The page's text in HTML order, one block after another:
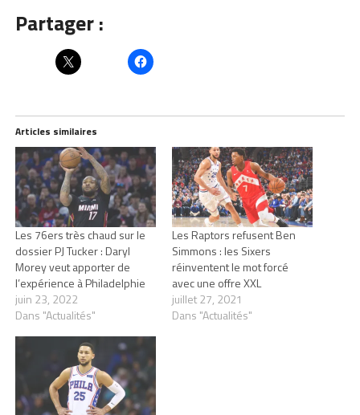
Partager :
Articles similaires
Les 76ers très chaud sur le
dossier PJ Tucker : Daryl
Morey veut apporter de
l’expérience à Philadelphie
juin 23, 2022
Dans "Actualités"
Les Raptors refusent Ben
Simmons : les Sixers
réinventent le mot forcé
avec une offre XXL
juillet 27, 2021
Dans "Actualités"